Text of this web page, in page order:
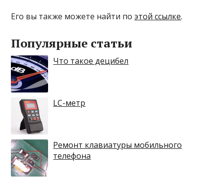
Его вы также можете найти поэтой ссылке.
Популярные статьи
Что такое децибел
LC-метр
Ремонт клавиатуры мобильного
телефона